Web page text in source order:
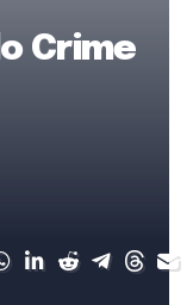
Crime